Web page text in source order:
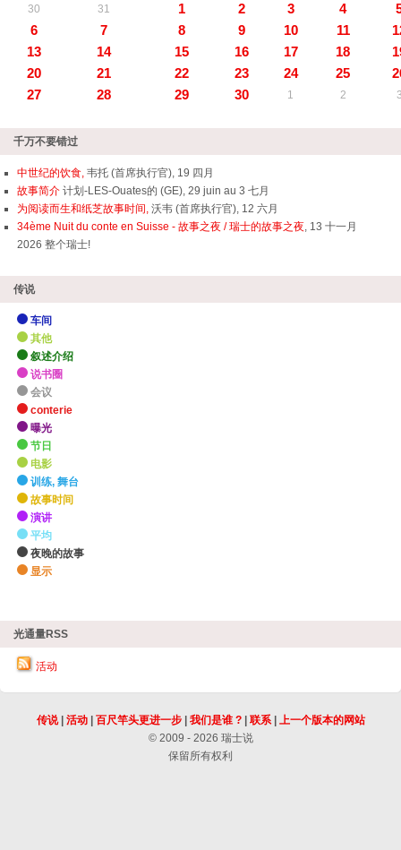
30
31 1 2 3 4
6
7 8 9 10 11
13
14 15 16 17 18
20
21 22 23 24 25
27
28 29 30 1 2
千万不要错过
中世纪的饮食, 韦托 (首席执行官), 19 四月
故事简介 计划-LES-Ouates的 (GE), 29 juin au 3 七月
为阅读而生和纸芝故事时间, 沃韦 (首席执行官), 12 六月
34ème Nuit du conte en Suisse - 故事之夜 / 瑞士的故事之夜, 13 十一月
2026 整个瑞士!
传说
车间
其他
叙述介绍
说书圈
会议
conterie
曝光
节日
电影
训练, 舞台
故事时间
演讲
平均
夜晚的故事
显示
光通量RSS
活动
传说| 活动| 百尺竿头更进一步| 我们是谁 ?| 联系| 上一个版本的网站
© 2009 - 2026 瑞士说
保留所有权利